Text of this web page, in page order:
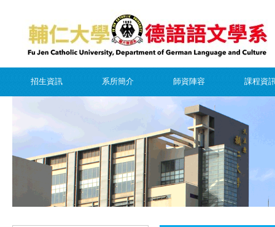
招生資訊 系所簡介 師資陣容 課程資